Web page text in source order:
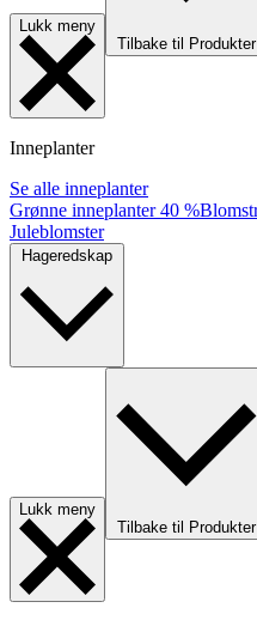
Lukk meny
Tilbake til Produkter
Inneplanter
Se alle inneplanter
Grønne inneplanter40 %
Juleblomster
Lukk meny
Tilbake til Produkter